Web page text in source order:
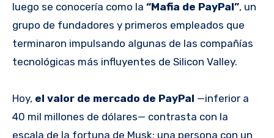
luego se conocería como la “Mafia de PayPal”, un
grupo de fundadores y primeros empleados que
terminaron impulsando algunas de las compañías
tecnológicas más influyentes de Silicon Valley.
Hoy, el valor de mercado de PayPal —inferior a
40 mil millones de dólares— contrasta con la
escala de la fortuna de Musk: una persona con un